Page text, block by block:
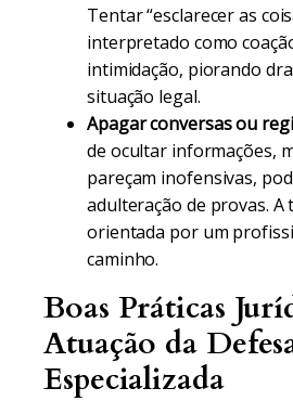
Tentar “esclarecer as
interpretado como
intimidação, piorando
situação legal.
Apagar conversas ou
de ocultar informações,
pareçam inofensivas,
adulteração de provas. A
orientada por um
caminho.
Boas Práticas
Atuação da
Especializada